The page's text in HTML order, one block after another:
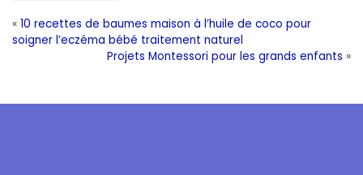
pour soigner
l’eczéma bébé
traitement
« 10 recettes de baumes maison à l’huile de coco pour
soigner l’eczéma bébé traitement naturel
Projets Montessori pour les grands enfants »